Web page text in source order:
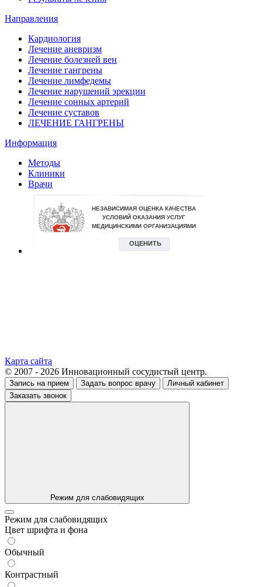
Направления
Кардиология
Лечение аневризм
Лечение болезней вен
Лечение гангрены
Лечение лимфедемы
Лечение нарушений эрекции
Лечение сонных артерий
Лечение суставов
ЛЕЧЕНИЕ ГАНГРЕНЫ
Информация
Методы
Клиники
Врачи
Карта сайта
© 2007 - 2026 Инновационный сосудистый центр.
Запись на прием Задать вопрос врачу
Личный кабинет
Заказать звонок
Режим для слабовидящих
Режим для слабовидящих
Цвет шрифта и фона
Обычный
Контрастный